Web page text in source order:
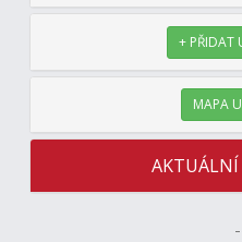
+ PŘIDAT
MAPA